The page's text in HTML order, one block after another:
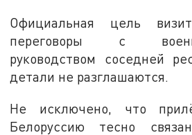
Официальная цель
переговоры с военно-
руководством соседней
детали не разглашаются.
Не исключено, что
Белоруссию тесно